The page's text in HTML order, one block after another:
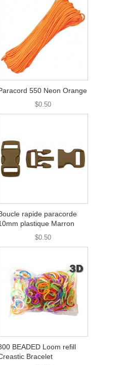
550 Neon Orange
$0.50
rapide paracorde
plastique Marron
$0.50
BEADED Loom refill
Bracelet